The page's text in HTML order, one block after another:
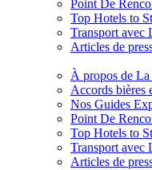
Point De
Top Hotels to
Transport avec
Articles de
À propos de
Accords bières
Nos Guides
Point De
Top Hotels to
Transport avec
Articles de